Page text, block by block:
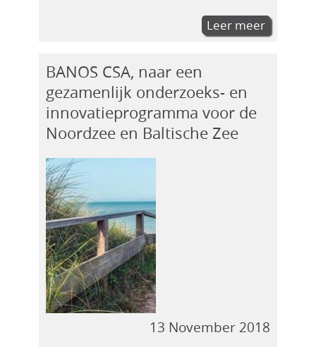
Leer meer
BANOS CSA, naar een
gezamenlijk onderzoeks- en
innovatieprogramma voor de
Noordzee en Baltische Zee
13 November 2018